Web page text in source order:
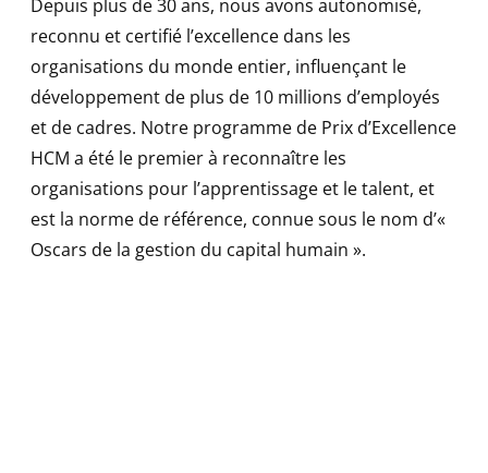
Depuis plus de 30 ans, nous avons autonomisé,
reconnu et certifié l’excellence dans les
organisations du monde entier, influençant le
développement de plus de 10 millions d’employés
et de cadres. Notre programme de Prix d’Excellence
HCM a été le premier à reconnaître les
organisations pour l’apprentissage et le talent, et
est la norme de référence, connue sous le nom d’«
Oscars de la gestion du capital humain ».